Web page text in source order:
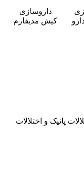
داروسازی
کیش مدیفارم
پانیک و اختلالات